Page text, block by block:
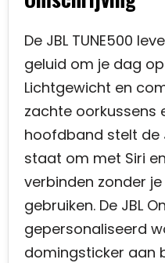
De JBL TUNE500
geluid om je dag
Lichtgewicht en
zachte oorkussens
hoofdband stelt de
staat om met Siri
verbinden zonder
gebruiken. De JBL
gepersonaliseerd
domingsticker aan